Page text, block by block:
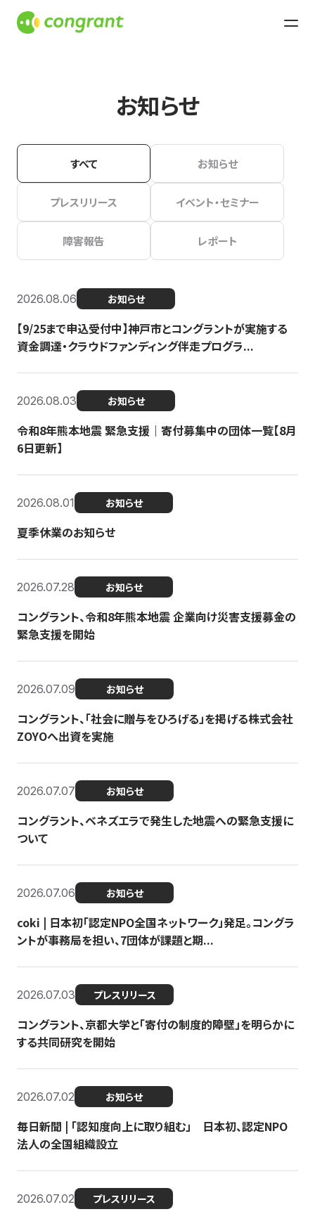
お知らせ
すべて お知らせ
プレスリリース イベント・セミナー
障害報告 レポート
2026.08.06 お知らせ
【9/25まで申込受付中】神戸市とコングラントが実施する
資金調達・クラウドファンディング伴走プログラ...
2026.08.03 お知らせ
令和8年熊本地震 緊急支援｜寄付募集中の団体一覧【8月
6日更新】
2026.08.01 お知らせ
夏季休業のお知らせ
2026.07.28 お知らせ
コングラント、令和8年熊本地震 企業向け災害支援募金の
緊急支援を開始
2026.07.09 お知らせ
コングラント、「社会に贈与をひろげる」を掲げる株式会社
ZOYOへ出資を実施
2026.07.07 お知らせ
コングラント、ベネズエラで発生した地震への緊急支援に
ついて
2026.07.06 お知らせ
coki | 日本初「認定NPO全国ネットワーク」発足。コングラ
ントが事務局を担い、7団体が課題と期...
2026.07.03 プレスリリース
コングラント、京都大学と「寄付の制度的障壁」を明らかに
する共同研究を開始
2026.07.02 お知らせ
毎日新聞 | 「認知度向上に取り組む」 日本初、認定NPO
法人の全国組織設立
2026.07.02 プレスリリース